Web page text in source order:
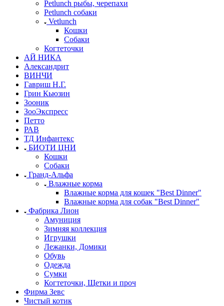
Petlunch рыбы, черепахи
Petlunch собаки
Vetlunch
Кошки
Собаки
Когтеточки
АЙ НИКА
Александрит
ВИНЧИ
Гавриш Н.Г.
Грин Кьюзин
Зооник
ЗооЭкспресс
Петто
РАВ
ТД Инфантекс
БИОТИ ЦНИ
Кошки
Собаки
Гранд-Альфа
Влажные корма
Влажные корма для кошек "Best Dinner"
Влажные корма для собак "Best Dinner"
Фабрика Лион
Амуниция
Зимняя коллекция
Игрушки
Лежанки, Домики
Обувь
Одежда
Сумки
Когтеточки, Щетки и проч
Фирма Зевс
Чистый котик